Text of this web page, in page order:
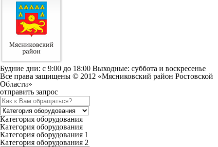
Будние дни: c 9:00 до 18:00 Выходные: суббота и воскресенье
Все права защищены © 2012 «Мясниковский район Ростовской
Области»
отправить запрос
Категория оборудования
Категория оборудования
Категория оборудования 1
Категория оборудования 2